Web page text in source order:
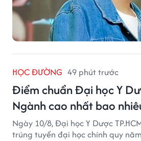
HỌC ĐƯỜNG 49 phút trước
Điểm chuẩn Đại học Y
Ngành cao nhất bao
Ngày 10/8, Đại học Y Dược
trúng tuyển đại học chính quy